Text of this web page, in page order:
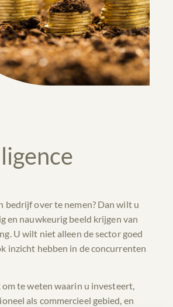
bedrijf over te nemen? Dan wilt u
en nauwkeurig beeld krijgen van
U wilt niet alleen de sector goed
inzicht hebben in de concurrenten
te weten waarin u investeert,
als commercieel gebied, en